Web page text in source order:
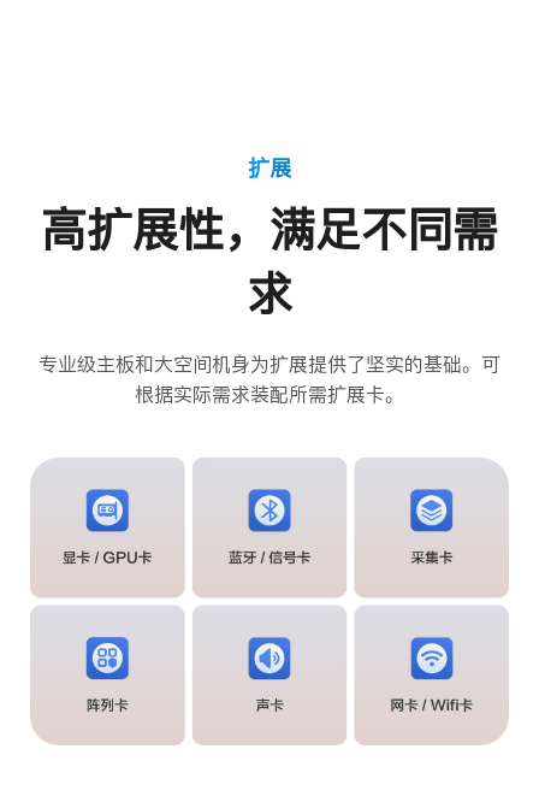
扩展
高扩展性，满足不同需
求
专业级主板和大空间机身为扩展提供了坚实的基础。可
根据实际需求装配所需扩展卡。